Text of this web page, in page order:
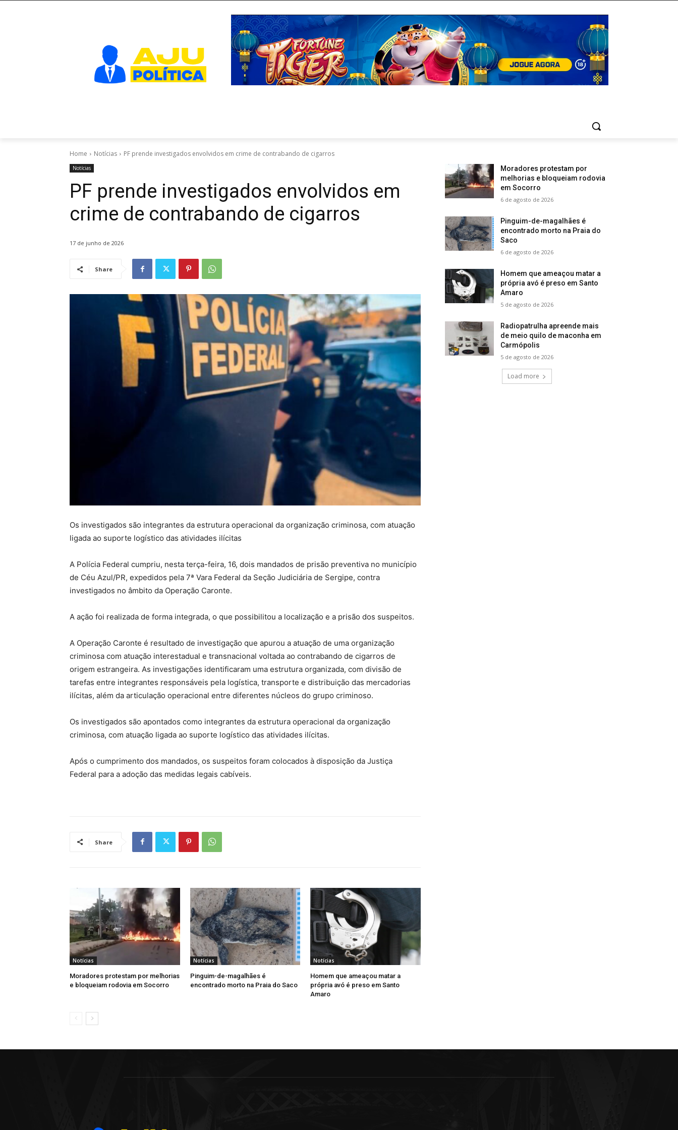
Home Notícias PF prende investigados envolvidos em crime de contrabando de cigarros
Notícias
PF prende investigados envolvidos em
crime de contrabando de cigarros
17 de junho de 2026
Share
Os investigados são integrantes da estrutura operacional da organização criminosa, com atuação
ligada ao suporte logístico das atividades ilícitas
A Polícia Federal cumpriu, nesta terça-feira, 16, dois mandados de prisão preventiva no município
de Céu Azul/PR, expedidos pela 7ª Vara Federal da Seção Judiciária de Sergipe, contra
investigados no âmbito da Operação Caronte.
A ação foi realizada de forma integrada, o que possibilitou a localização e a prisão dos suspeitos.
A Operação Caronte é resultado de investigação que apurou a atuação de uma organização
criminosa com atuação interestadual e transnacional voltada ao contrabando de cigarros de
origem estrangeira. As investigações identificaram uma estrutura organizada, com divisão de
tarefas entre integrantes responsáveis pela logística, transporte e distribuição das mercadorias
ilícitas, além da articulação operacional entre diferentes núcleos do grupo criminoso.
Os investigados são apontados como integrantes da estrutura operacional da organização
criminosa, com atuação ligada ao suporte logístico das atividades ilícitas.
Após o cumprimento dos mandados, os suspeitos foram colocados à disposição da Justiça
Federal para a adoção das medidas legais cabíveis.
Share
Notícias
Moradores protestam por melhorias
e bloqueiam rodovia em Socorro
Notícias
Pinguim-de-magalhães é
encontrado morto na Praia do Saco
Notícias
Homem que ameaçou matar a
própria avó é preso em Santo
Amaro
Moradores protestam por
melhorias e bloqueiam rodovia
em Socorro
6 de agosto de 2026
Pinguim-de-magalhães é
encontrado morto na Praia do
Saco
6 de agosto de 2026
Homem que ameaçou matar a
própria avó é preso em Santo
Amaro
5 de agosto de 2026
Radiopatrulha apreende mais
de meio quilo de maconha em
Carmópolis
5 de agosto de 2026
Load more